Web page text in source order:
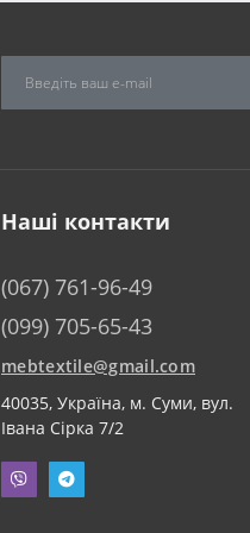
Наші контакти
(067) 761-96-49
(099) 705-65-43
mebtextile@gmail.com
40035, Україна, м. Суми, вул.
Івана Сірка 7/2